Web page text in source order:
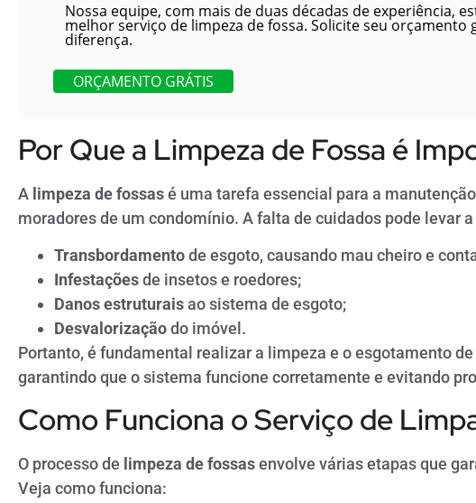
Nossa equipe, com mais de duas décadas de experiência,
melhor serviço de limpeza de fossa. Solicite seu orçamento
diferença.
ORÇAMENTO GRÁTIS
Por Que a Limpeza de Fossa é
A limpeza de fossasé uma tarefa essencial para a
moradores de um condomínio. A falta de cuidados pode levar
Transbordamentode esgoto, causando mau cheiro e
Infestaçõesde insetos e roedores;
Danos estruturaisao sistema de esgoto;
Desvalorizaçãodo imóvel.
Portanto, é fundamental realizar a limpeza e o esgotamento
garantindo que o sistema funcione corretamente e evitando
Como Funciona o Serviço de
O processo de limpeza de fossasenvolve várias etapas que
Veja como funciona: